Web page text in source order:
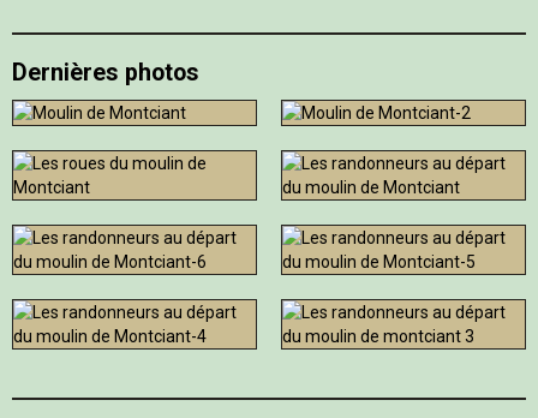
Dernières photos